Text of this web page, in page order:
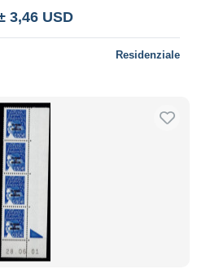
3,46 USD
Residenziale